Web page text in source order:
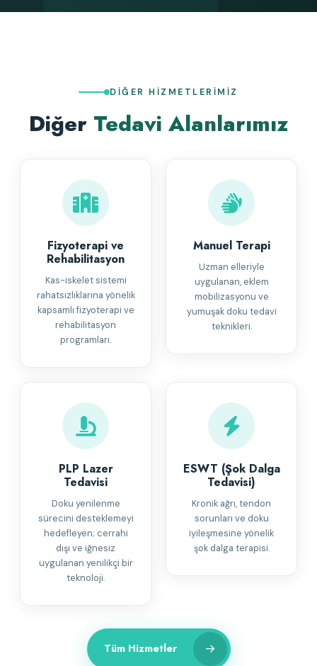
DIĞER HIZMETLERIMIZ
Diğer Tedavi Alanlarımız
Fizyoterapi ve
Rehabilitasyon
Kas-iskelet sistemi
rahatsızlıklarına yönelik
kapsamlı fizyoterapi ve
rehabilitasyon
programları.
Manuel Terapi
Uzman elleriyle
uygulanan, eklem
mobilizasyonu ve
yumuşak doku tedavi
teknikleri.
PLP Lazer
Tedavisi
Doku yenilenme
sürecini desteklemeyi
hedefleyen; cerrahi
dışı ve iğnesiz
uygulanan yenilikçi bir
teknoloji.
ESWT (Şok Dalga
Tedavisi)
Kronik ağrı, tendon
sorunları ve doku
iyileşmesine yönelik
şok dalga terapisi.
Tüm Hizmetler →